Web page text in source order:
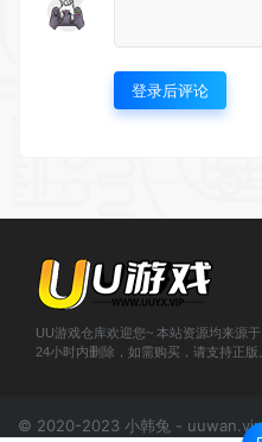
登录后评论
UU游戏仓库欢迎您~ 本站资源均来源
24小时内删除，如需购买，请支持正版
© 2020-2023 小韩兔 -